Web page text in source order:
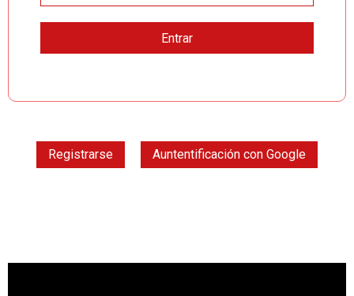
Registrarse Auntentificación con Google